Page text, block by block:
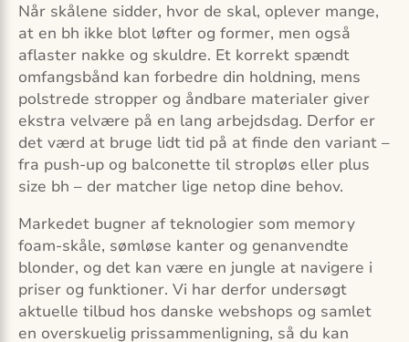
Når skålene sidder, hvor de skal, oplever mange,
at en bh ikke blot løfter og former, men også
aflaster nakke og skuldre. Et korrekt spændt
omfangsbånd kan forbedre din holdning, mens
polstrede stropper og åndbare materialer giver
ekstra velvære på en lang arbejdsdag. Derfor er
det værd at bruge lidt tid på at finde den variant –
fra push-up og balconette til stropløs eller plus
size bh – der matcher lige netop dine behov.
Markedet bugner af teknologier som memory
foam-skåle, sømløse kanter og genanvendte
blonder, og det kan være en jungle at navigere i
priser og funktioner. Vi har derfor undersøgt
aktuelle tilbud hos danske webshops og samlet
en overskuelig prissammenligning, så du kan